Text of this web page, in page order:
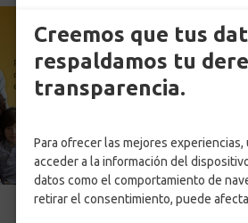
Creemos que tus
respaldamos tu
transparencia.
Para ofrecer las mejores
acceder a la información del
datos como el comportamiento de
retirar el consentimiento, puede
byAdriana
Posted on
legal,